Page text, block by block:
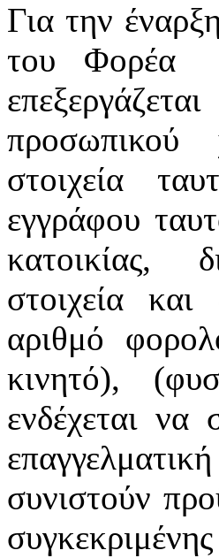
Για την
του Φορέα
προσωπικού
στοιχεία
εγγράφου
κατοικίας,
στοιχεία και
αριθμό
κινητό),
ενδέχεται να
συνιστούν